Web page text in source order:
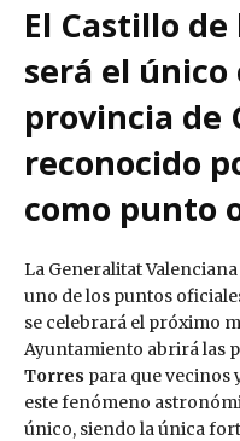
El Castillo de
será el
provincia de
reconocido
como punto
La Generalitat
uno de los puntos
se celebrará el próximo
Ayuntamiento abrirá las
Torres para que vecinos
este fenómeno
único, siendo la única